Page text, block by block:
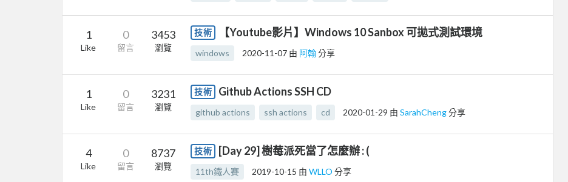
1
Like
0
留言
3453
瀏覽
技術 【Youtube影片】Windows 10 Sanbox 可拋式測試環境
windows 2020-11-07 由 阿翰分享
1
Like
0
留言
3231
瀏覽
技術 Github Actions SSH CD
github actions ssh actions cd 2020-01-29 由 SarahCheng分享
4
Like
0
留言
8737
瀏覽
技術 [Day 29] 樹莓派死當了怎麼辦 : (
11th鐵人賽 2019-10-15 由 WLLO 分享